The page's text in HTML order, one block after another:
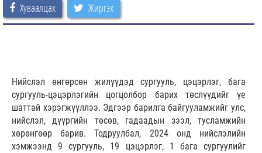
Хуваалцах Жиргэх
Нийслэл өнгөрсөн жилүүдэд сургууль, цэцэрлэг, бага
сургууль-цэцэрлэгийн цогцолбор барих төслүүдийг үе
шаттай хэрэгжүүллээ. Эдгээр барилга байгууламжийг улс,
нийслэл, дүүргийн төсөв, гадаадын зээл, тусламжийн
хөрөнгөөр барив. Тодруулбал, 2024 онд нийслэлийн
хэмжээнд 9 сургууль, 19 цэцэрлэг, 1 бага сургуулийг